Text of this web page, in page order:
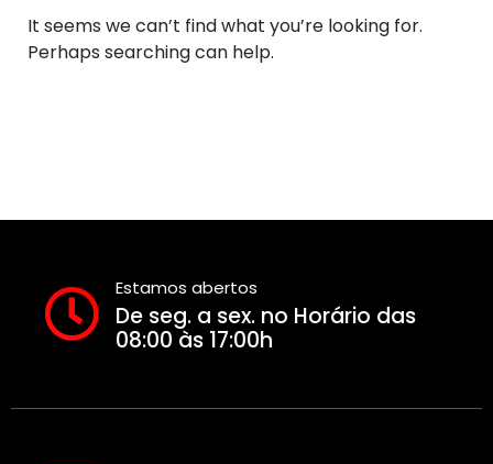
It seems we can’t find what you’re looking for.
Perhaps searching can help.
Estamos abertos
De seg. a sex. no Horário das
08:00 às 17:00h